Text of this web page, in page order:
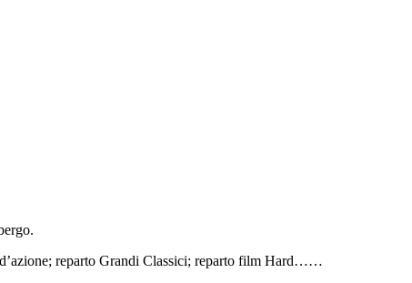
reparto Grandi Classici; reparto film Hard……